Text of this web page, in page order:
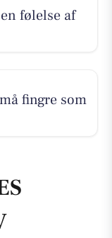
følelse af
fingre som